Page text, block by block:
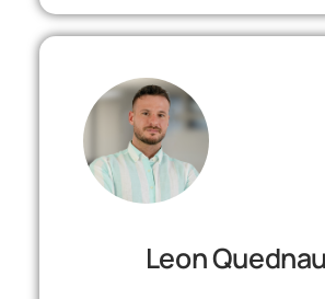
Leon Quednau